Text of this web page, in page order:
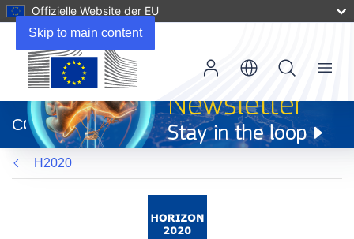
Skip to main content
Offizielle Website der EU
neuem
Fenster)
CORDIS
Menu
H2020